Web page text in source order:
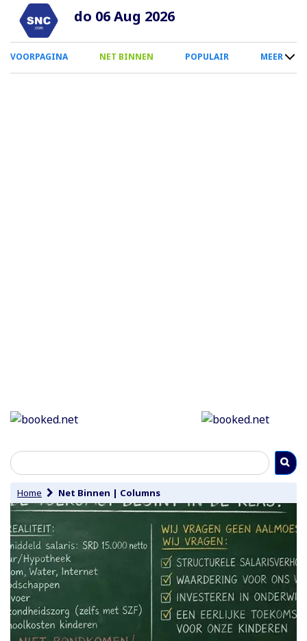
Overslaan
naar
inhoud
do 06 Aug 2026
0
Smartphone
VOORPAGINA NET BINNEN POPULAIR MEER
Home Net Binnen | Columns